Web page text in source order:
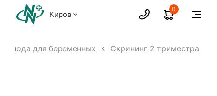
Киров
0
плода для беременных Скрининг 2 триместра